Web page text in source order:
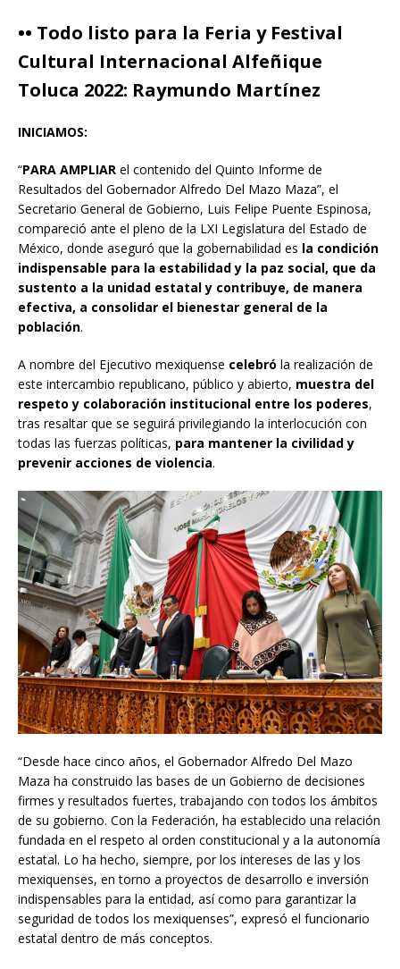
•• Todo listo para la Feria y Festival
Cultural Internacional Alfeñique
Toluca 2022: Raymundo Martínez
INICIAMOS:
“PARA AMPLIAR el contenido del Quinto Informe de
Resultados del Gobernador Alfredo Del Mazo Maza”, el
Secretario General de Gobierno, Luis Felipe Puente Espinosa,
compareció ante el pleno de la LXI Legislatura del Estado de
México, donde aseguró que la gobernabilidad es la condición
indispensable para la estabilidad y la paz social, que da
sustento a la unidad estatal y contribuye, de manera
efectiva, a consolidar el bienestar general de la
población.
A nombre del Ejecutivo mexiquense celebró la realización de
este intercambio republicano, público y abierto, muestra del
respeto y colaboración institucional entre los poderes,
tras resaltar que se seguirá privilegiando la interlocución con
todas las fuerzas políticas, para mantener la civilidad y
prevenir acciones de violencia.
“Desde hace cinco años, el Gobernador Alfredo Del Mazo
Maza ha construido las bases de un Gobierno de decisiones
firmes y resultados fuertes, trabajando con todos los ámbitos
de su gobierno. Con la Federación, ha establecido una relación
fundada en el respeto al orden constitucional y a la autonomía
estatal. Lo ha hecho, siempre, por los intereses de las y los
mexiquenses, en torno a proyectos de desarrollo e inversión
indispensables para la entidad, así como para garantizar la
seguridad de todos los mexiquenses”, expresó el funcionario
estatal dentro de más conceptos.